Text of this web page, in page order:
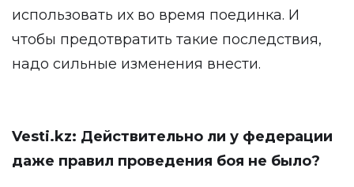
использовать их во время поединка. И
чтобы предотвратить такие последствия,
надо сильные изменения внести.
Vesti.kz: Действительно ли у федерации
даже правил проведения боя не было?